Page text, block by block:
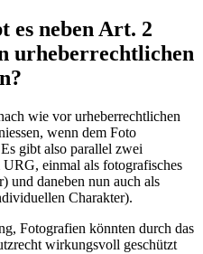
es neben Art. 2
urheberrechtlichen
wie vor urheberrechtlichen
wenn dem Foto
gibt also parallel zwei
einmal als fotografisches
und daneben nun auch als
Charakter).
Fotografien könnten durch das
wirkungsvoll geschützt